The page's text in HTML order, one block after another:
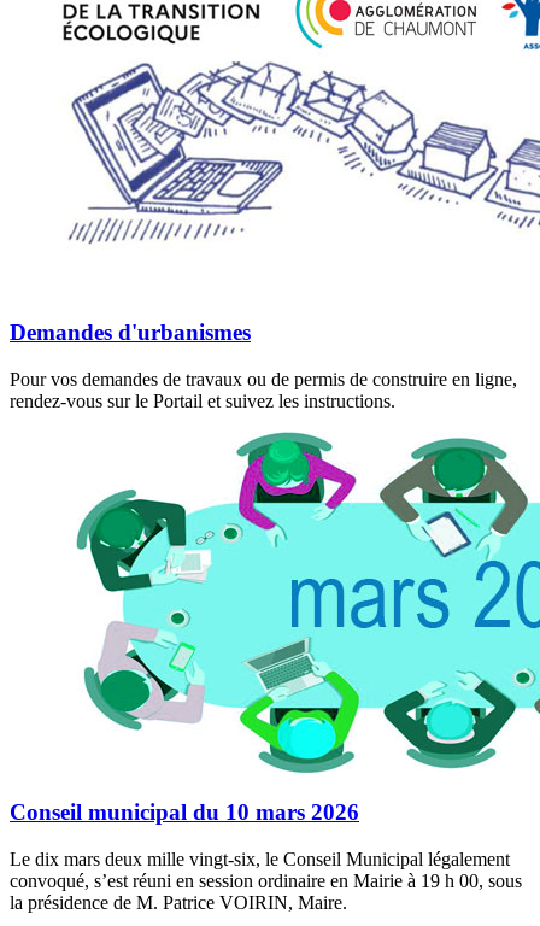
Demandes d'urbanismes
Pour vos demandes de travaux ou de permis de construire en ligne,
rendez-vous sur le Portail et suivez les instructions.
Conseil municipal du 10 mars 2026
Le dix mars deux mille vingt-six, le Conseil Municipal légalement
convoqué, s’est réuni en session ordinaire en Mairie à 19 h 00, sous
la présidence de M. Patrice VOIRIN, Maire.